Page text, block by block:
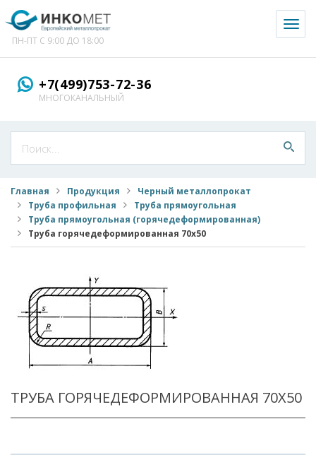
ПН-ПТ С 9:00 ДО 18:00
+7(499)753-72-36
МНОГОКАНАЛЬНЫЙ
Главная Продукция
Черный металлопрокат
Труба профильная
Труба прямоугольная
Труба прямоугольная (горячедеформированная)
Труба горячедеформированная 70x50
ТРУБА ГОРЯЧЕДЕФОРМИРОВАННАЯ 70X50